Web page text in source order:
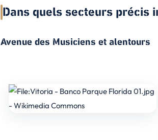
Dans quels secteurs précis
Avenue des Musiciens et alentours